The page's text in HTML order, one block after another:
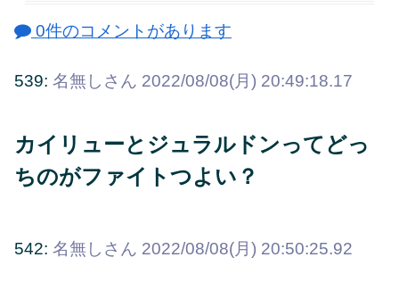
0件のコメントがあります
539: 名無しさん 2022/08/08(月) 20:49:18.17
カイリューとジュラルドンってどっ
ちのがファイトつよい？
542: 名無しさん 2022/08/08(月) 20:50:25.92